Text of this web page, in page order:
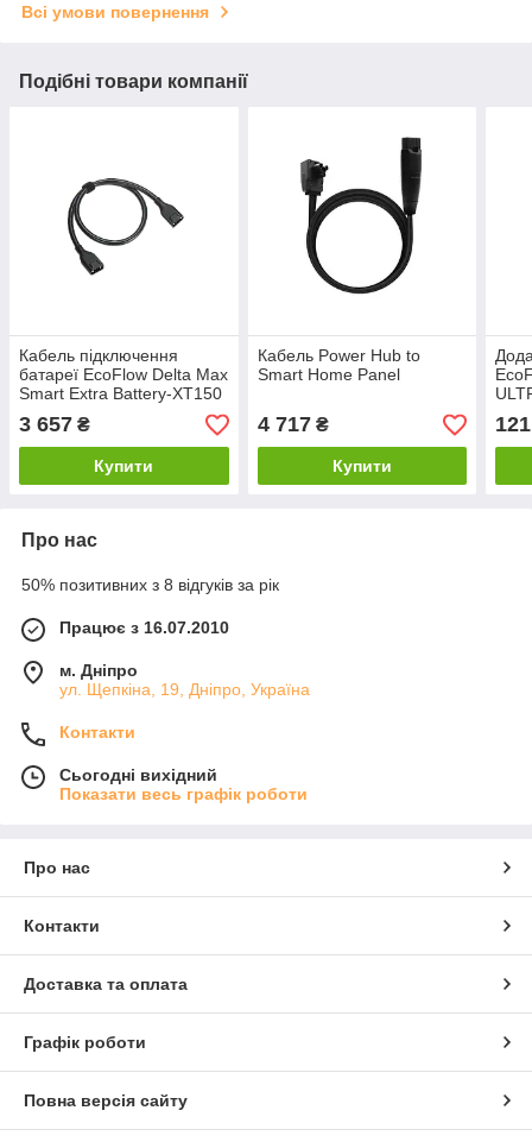
Всі умови повернення
Подібні товари компанії
Кабель підключення
батареї EcoFlow Delta Max
Smart Extra Battery-XT150
connection cable 1m
3 657 ₴
Купити
Кабель Power Hub to
Smart Home Panel
4 717₴
Купити
Про нас
50% позитивних з 8 відгуків за рік
Працює з 16.07.2010
м. Дніпро
ул. Щепкіна, 19, Дніпро, Україна
Контакти
Сьогодні вихідний
Показати весь графік роботи
Про нас
Контакти
Доставка та оплата
Графік роботи
Повна версія сайту